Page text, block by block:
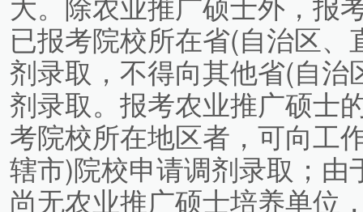
已报考院校所在省(自治区
剂录取，不得向其他省(自
剂录取。报考农业推广硕士
考院校所在地区者，可向工
辖市)院校申请调剂录取；
尚无农业推广硕士培养单位